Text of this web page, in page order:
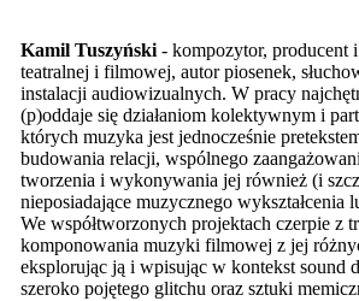
Kamil Tuszyński - kompozytor, producent
teatralnej i filmowej, autor piosenek,
instalacji audiowizualnych. W pracy
(p)oddaje się działaniom kolektywnym i
których muzyka jest jednocześnie
budowania relacji, wspólnego
tworzenia i wykonywania jej również (i
nieposiadające muzycznego wykształcenia
We współtworzonych projektach czerpie z
komponowania muzyki filmowej z jej
eksplorując ją i wpisując w kontekst sound
szeroko pojętego glitchu oraz sztuki